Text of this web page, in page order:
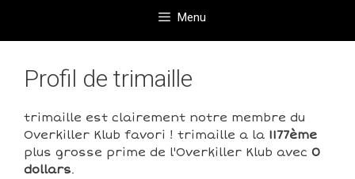
Menu
Profil de trimaille
trimaille est clairement notre membre du
Overkiller Klub favori ! trimaille a la 1177ème
plus grosse prime de l'Overkiller Klub avec 0
dollars.